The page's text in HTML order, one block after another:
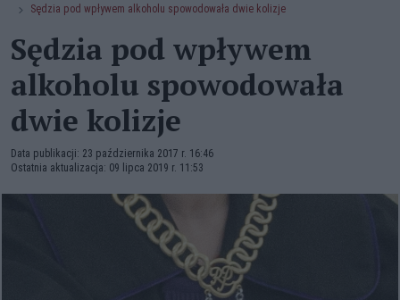
Sędzia pod wpływem alkoholu spowodowała dwie kolizje
Sędzia pod wpływem
alkoholu spowodowała
dwie kolizje
Data publikacji: 23 października 2017 r. 16:46
Ostatnia aktualizacja: 09 lipca 2019 r. 11:53